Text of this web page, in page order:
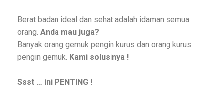
Berat badan ideal dan sehat adalah idaman semua
orang. Anda mau juga?
Banyak orang gemuk pengin kurus dan orang kurus
pengin gemuk. Kami solusinya !
Ssst … ini PENTING !